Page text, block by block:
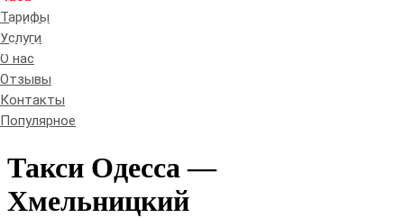
Тарифы
Услуги
О нас
Отзывы
Контакты
Популярное
+380632213472
+380505687015
Такси Одесса —
Хмельницкий